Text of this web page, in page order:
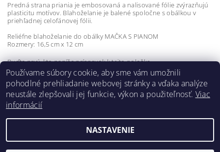
Predná strana priania je embosovaná a nalisované fólie zvýrazňujú
plasticitu motívov. Blahoželanie je balené spoločne s obálkou v
priehľadnej celofánovej fólii.
Reliéfne blahoželanie do obálky MAČKA S PIANOM
Rozmery: 16,5 cm x 12 cm
Buďte prvý, kto napíše príspevok k tejto položke.
Pridať komentár
2026 ©hudobnavychova.sk, všetky práva vyhradené
Používame súbory cookie, aby sme vám umožnili
pohodlné prehliadanie webovej stránky a vďaka analýze
neustále zlepšovali jej funkcie, výkon a použiteľnosť. Viac
informácií
NASTAVENIE